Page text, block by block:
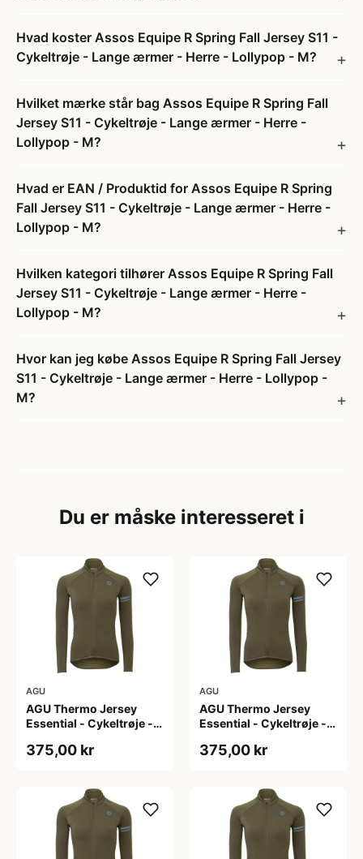
Hvad koster Assos Equipe R Spring Fall Jersey S11 -
Cykeltrøje - Lange ærmer - Herre - Lollypop - M?
Hvilket mærke står bag Assos Equipe R Spring Fall
Jersey S11 - Cykeltrøje - Lange ærmer - Herre -
Lollypop - M?
Hvad er EAN / Produktid for Assos Equipe R Spring
Fall Jersey S11 - Cykeltrøje - Lange ærmer - Herre -
Lollypop - M?
Hvilken kategori tilhører Assos Equipe R Spring Fall
Jersey S11 - Cykeltrøje - Lange ærmer - Herre -
Lollypop - M?
Hvor kan jeg købe Assos Equipe R Spring Fall Jersey
S11 - Cykeltrøje - Lange ærmer - Herre - Lollypop -
M?
Du er måske interesseret i
AGU
AGU Thermo Jersey
Essential - Cykeltrøje -
L
375,00 kr
AGU
AGU Thermo Jersey
Essential - Cykeltrøje -
M
375,00 kr